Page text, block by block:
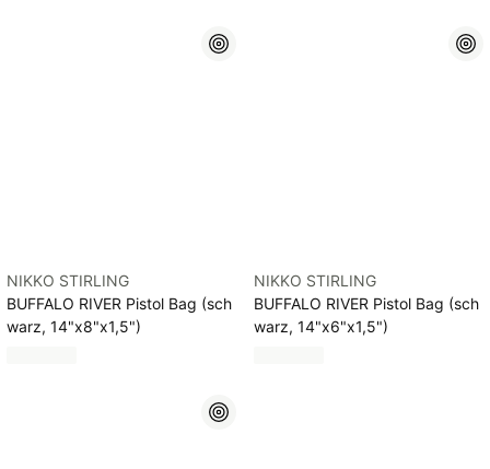
NIKKO STIRLING
BUFFALO RIVER Pistol Bag (sch
warz, 14"x8"x1,5")
NIKKO STIRLING
BUFFALO RIVER Pistol Bag (sch
warz, 14"x6"x1,5")